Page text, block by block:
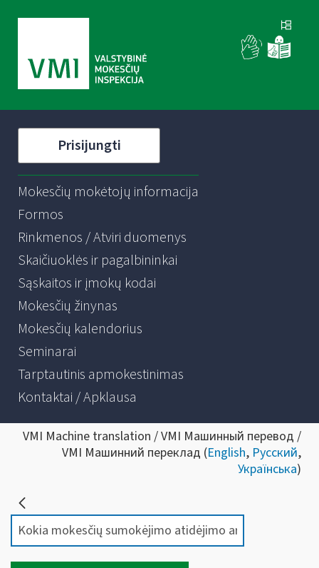
Prisijungti
Mokesčių mokėtojų informacija
Formos
Rinkmenos / Atviri duomenys
Skaičiuoklės ir pagalbininkai
Sąskaitos ir įmokų kodai
Mokesčių žinynas
Mokesčių kalendorius
Seminarai
Tarptautinis apmokestinimas
Kontaktai / Apklausa
VMI Machine translation / VMI Машинный перевод /
VMI Машинний переклад (English, Русский,
Українська)